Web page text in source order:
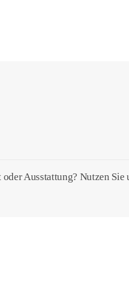
Ausstattung? Nutzen